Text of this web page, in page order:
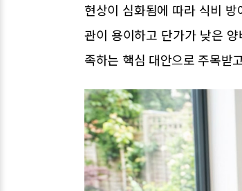
현상이 심화됨에 따라 식비
관이 용이하고 단가가 낮은
족하는 핵심 대안으로 주목받